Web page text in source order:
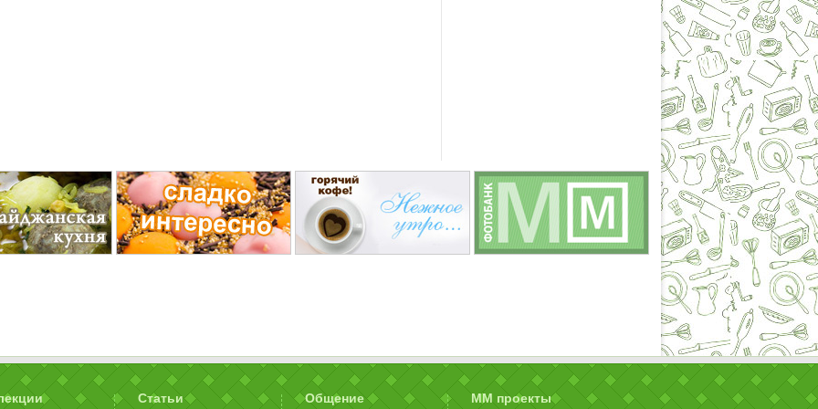
Статьи Общение ММ проекты